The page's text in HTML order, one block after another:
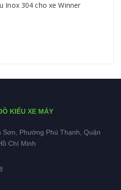
Inox 304 cho xe Winner
KIỂU XE MÁY
Sơn, Phường Phú Thạnh, Quận
Chí Minh